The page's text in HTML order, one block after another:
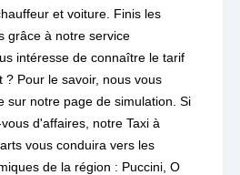
et voiture. Finis les
grâce à notre service
intéresse de connaître le tarif
? Pour le savoir, nous vous
sur notre page de simulation. Si
d'affaires, notre Taxi à
vous conduira vers les
de la région : Puccini, O